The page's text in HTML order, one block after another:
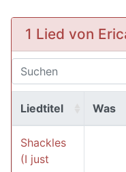
1 Lied von
Liedtitel Was
Shackles
(I just